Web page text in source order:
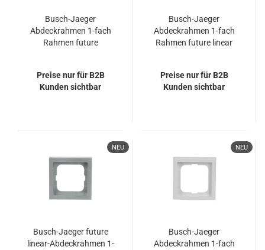
Busch-Jaeger
Abdeckrahmen 1-fach
Rahmen future
Preise nur für B2B
Kunden sichtbar
Busch-Jaeger
Abdeckrahmen 1-fach
Rahmen future linear
Preise nur für B2B
Kunden sichtbar
NEU
Busch-Jaeger future
linear-Abdeckrahmen 1-
NEU
Busch-Jaeger
Abdeckrahmen 1-fach